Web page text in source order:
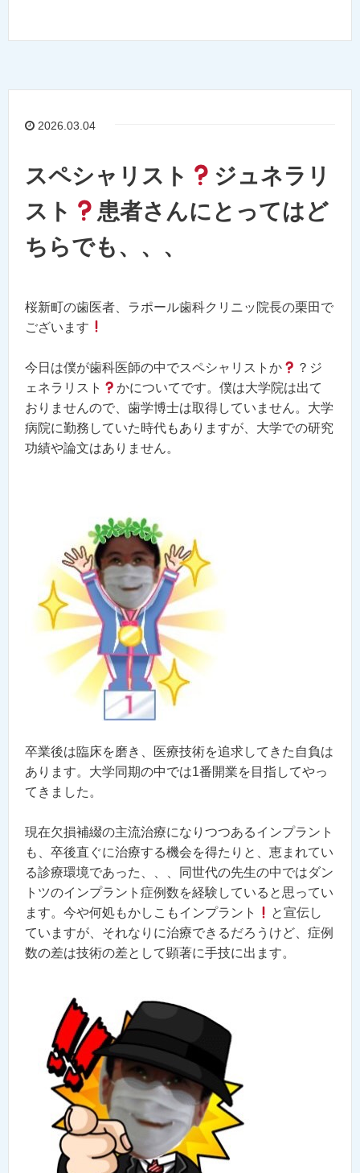
2026.03.04
スペシャリスト
ジュネラリ
スト
患者さんにとってはど
ちらでも、、、
桜新町の歯医者、ラポール歯科クリニッ院長の栗田で
ございます
今日は僕が歯科医師の中でスペシャリストか
？ジ
ェネラリスト
かについてです。僕は大学院は出て
おりませんので、歯学博士は取得していません。大学
病院に勤務していた時代もありますが、大学での研究
功績や論文はありません。
卒業後は臨床を磨き、医療技術を追求してきた自負は
あります。大学同期の中では1番開業を目指してやっ
てきました。
現在欠損補綴の主流治療になりつつあるインプラント
も、卒後直ぐに治療する機会を得たりと、恵まれてい
る診療環境であった、、、同世代の先生の中ではダン
トツのインプラント症例数を経験していると思ってい
ます。今や何処もかしこもインプラント
と宣伝し
ていますが、それなりに治療できるだろうけど、症例
数の差は技術の差として顕著に手技に出ます。